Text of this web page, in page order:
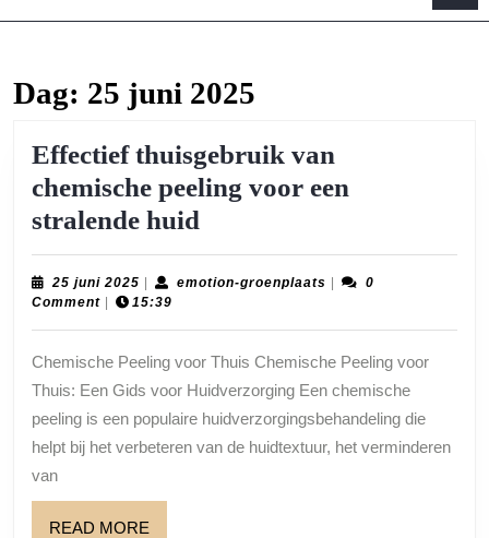
Dag: 25 juni 2025
Effectief thuisgebruik van
chemische peeling voor een
stralende huid
thuisgebruik
van
peeling
voor
een
stralende
25 juni 2025 25
juni
emotion-groenplaatsemotion-
0
Comment
15:39
Chemische Peeling voor Thuis Chemische Peeling voor
Thuis: Een Gids voor Huidverzorging Een chemische
peeling is een populaire huidverzorgingsbehandeling die
helpt bij het verbeteren van de huidtextuur, het verminderen
van
READ MORE